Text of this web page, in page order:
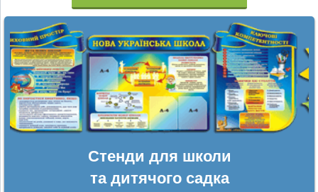
Стенди для школи
та дитячого садка